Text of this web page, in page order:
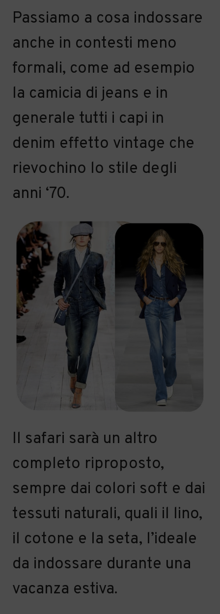
Passiamo a cosa indossare
anche in contesti meno
formali, come ad esempio
la camicia di jeans e in
generale tutti i capi in
denim effetto vintage che
rievochino lo stile degli
anni ‘70.
Il safari sarà un altro
completo riproposto,
sempre dai colori soft e dai
tessuti naturali, quali il lino,
il cotone e la seta, l’ideale
da indossare durante una
vacanza estiva.